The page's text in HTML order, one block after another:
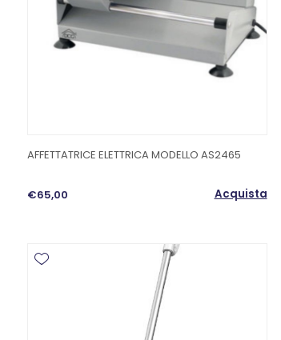
AFFETTATRICE ELETTRICA MODELLO AS2465
€65,00 Acquista